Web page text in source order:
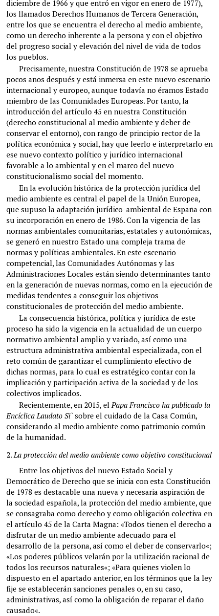
diciembre de 1966 y que entró en vigor en enero de 1977),
los llamados Derechos Humanos de Tercera Generación,
entre los que se encuentra el derecho al medio ambiente,
como un derecho inherente a la persona y con el objetivo
del progreso social y elevación del nivel de vida de todos
los pueblos.
Precisamente, nuestra Constitución de 1978 se aprueba
pocos años después y está inmersa en este nuevo escenario
internacional y europeo, aunque todavía no éramos Estado
miembro de las Comunidades Europeas. Por tanto, la
introducción del artículo 45 en nuestra Constitución
(derecho constitucional al medio ambiente y deber de
conservar el entorno), con rango de principio rector de la
política económica y social, hay que leerlo e interpretarlo en
ese nuevo contexto político y jurídico internacional
favorable a lo ambiental y en el marco del nuevo
constitucionalismo social del momento.
En la evolución histórica de la protección jurídica del
medio ambiente es central el papel de la Unión Europea,
que supuso la adaptación jurídico-ambiental de España con
su incorporación en enero de 1986. Con la vigencia de las
normas ambientales comunitarias, estatales y autonómicas,
se generó en nuestro Estado una compleja trama de
normas y políticas ambientales. En este escenario
competencial, las Comunidades Autónomas y las
Administraciones Locales están siendo determinantes tanto
en la generación de nuevas normas, como en la ejecución de
medidas tendentes a conseguir los objetivos
constitucionales de protección del medio ambiente.
La consecuencia histórica, política y jurídica de este
proceso ha sido la vigencia en la actualidad de un cuerpo
normativo ambiental amplio y variado, así como una
estructura administrativa ambiental especializada, con el
reto común de garantizar el cumplimiento efectivo de
dichas normas, para lo cual es estratégico contar con la
implicación y participación activa de la sociedad y de los
colectivos implicados.
Recientemente, en 2015, el Papa Francisco ha publicado la
Encíclica Laudato Si` sobre el cuidado de la Casa Común,
considerando al medio ambiente como patrimonio común
de la humanidad.
2. La protección del medio ambiente como objetivo constitucional
Entre los objetivos del nuevo Estado Social y
Democrático de Derecho que se inicia con esta Constitución
de 1978 es destacable una nueva y necesaria aspiración de
la sociedad española, la protección del medio ambiente, que
se consagraba como derecho y como obligación colectiva en
el artículo 45 de la Carta Magna: «Todos tienen el derecho a
disfrutar de un medio ambiente adecuado para el
desarrollo de la persona, así como el deber de conservarlo«;
«Los poderes públicos velarán por la utilización racional de
todos los recursos naturales«; «Para quienes violen lo
dispuesto en el apartado anterior, en los términos que la ley
fije se establecerán sanciones penales o, en su caso,
administrativas, así como la obligación de reparar el daño
causado«.